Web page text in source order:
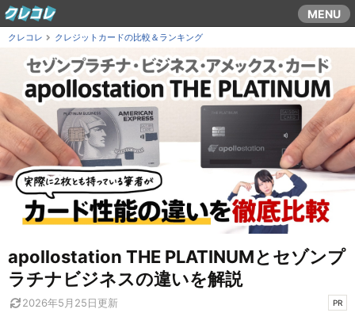
コ
ン
ツ
ま
で
ス
キ
ッ
MENU
クレコレ クレジットカードの比較＆ランキング
apollostation THE PLATINUMとセゾンプ
ラチナビジネスの違いを解説
2026年5月25日更新 PR